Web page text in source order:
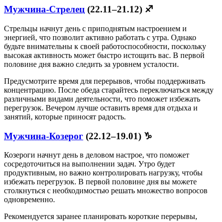
Мужчина-Стрелец (22.11–21.12) ♐
Стрельцы начнут день с приподнятым настроением и
энергией, что позволит активно работать с утра. Однако
будьте внимательны к своей работоспособности, поскольку
высокая активность может быстро истощить вас. В первой
половине дня важно следить за уровнем усталости.
Предусмотрите время для перерывов, чтобы поддерживать
концентрацию. После обеда старайтесь переключаться между
различными видами деятельности, что поможет избежать
перегрузок. Вечером лучше оставить время для отдыха и
занятий, которые приносят радость.
Мужчина-Козерог (22.12–19.01) ♑
Козероги начнут день в деловом настрое, что поможет
сосредоточиться на выполнении задач. Утро будет
продуктивным, но важно контролировать нагрузку, чтобы
избежать перегрузок. В первой половине дня вы можете
столкнуться с необходимостью решать множество вопросов
одновременно.
Рекомендуется заранее планировать короткие перерывы,